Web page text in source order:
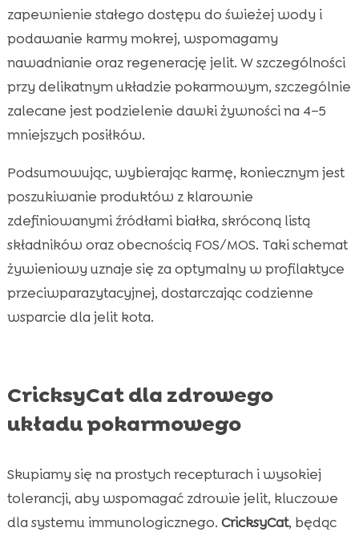
zapewnienie stałego dostępu do świeżej wody i
podawanie karmy mokrej, wspomagamy
nawadnianie oraz regenerację jelit. W szczególności
przy delikatnym układzie pokarmowym, szczególnie
zalecane jest podzielenie dawki żywności na 4–5
mniejszych posiłków.
Podsumowując, wybierając karmę, koniecznym jest
poszukiwanie produktów z klarownie
zdefiniowanymi źródłami białka, skróconą listą
składników oraz obecnością FOS/MOS. Taki schemat
żywieniowy uznaje się za optymalny w profilaktyce
przeciwparazytacyjnej, dostarczając codzienne
wsparcie dla jelit kota.
CricksyCat dla zdrowego
układu pokarmowego
Skupiamy się na prostych recepturach i wysokiej
tolerancji, aby wspomagać zdrowie jelit, kluczowe
dla systemu immunologicznego. CricksyCat, będąc